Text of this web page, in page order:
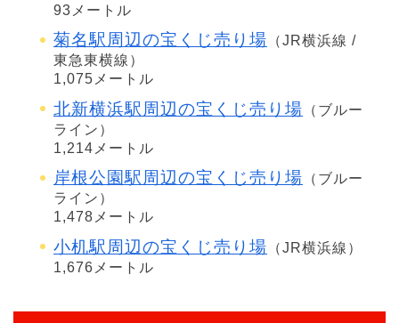
93メートル
菊名駅周辺の宝くじ売り場 （JR横浜線 /
東急東横線）
1,075メートル
北新横浜駅周辺の宝くじ売り場 （ブルー
ライン）
1,214メートル
岸根公園駅周辺の宝くじ売り場 （ブルー
ライン）
1,478メートル
小机駅周辺の宝くじ売り場 （JR横浜線）
1,676メートル